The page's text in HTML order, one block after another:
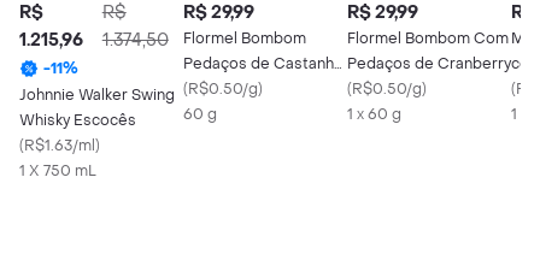
R$
1.215,96
R$
1.374,50
-11%
Johnnie Walker Swing
Whisky Escocês
(R$1.63/ml)
1 X 750 mL
R$ 29,99
Flormel Bombom
Pedaços de Castanha
de Caju 60 g (5x12 g)
(R$0.50/g)
60 g
R$ 29,99
Flormel Bombom Com
Pedaços de Cranberry
(R$0.50/g)
1 x 60 g
R$
(
1 X